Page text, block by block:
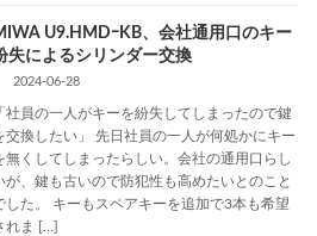
U9.HMDｰKB、会社通用口のキー
失によるシリンダー交換
2024-06-28
「社員の一人がキーを紛失してしまったので鍵
交換したい」 先日社員の一人が何処かにキー
無くしてしまったらしい。会社の通用口らし
が、鍵も古いので防犯性も高めたいとのこと
した。 キーもスペアキーを追加で3本も希望
れま […]